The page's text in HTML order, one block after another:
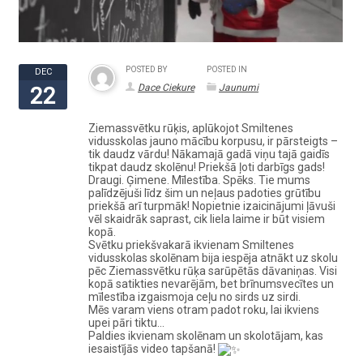
DEC
22
POSTED BY
Dace Ciekure
POSTED IN
Jaunumi
Ziemassvētku rūķis, aplūkojot Smiltenes
vidusskolas jauno mācību korpusu, ir pārsteigts –
tik daudz vārdu! Nākamajā gadā viņu tajā gaidīs
tikpat daudz skolēnu! Priekšā ļoti darbīgs gads!
Draugi. Ģimene. Mīlestība. Spēks. Tie mums
palīdzējuši līdz šim un neļaus padoties grūtību
priekšā arī turpmāk! Nopietnie izaicinājumi ļāvuši
vēl skaidrāk saprast, cik liela laime ir būt visiem
kopā.
Svētku priekšvakarā ikvienam Smiltenes
vidusskolas skolēnam bija iespēja atnākt uz skolu
pēc Ziemassvētku rūķa sarūpētās dāvaniņas. Visi
kopā satikties nevarējām, bet brīnumsvecītes un
mīlestība izgaismoja ceļu no sirds uz sirdi.
Mēs varam viens otram padot roku, lai ikviens
upei pāri tiktu…
Paldies ikvienam skolēnam un skolotājam, kas
iesaistījās video tapšanā!